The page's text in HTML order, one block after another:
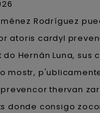
Rodríguez
atoris cardyl
Hernán Luna,
mostr,
thervan
donde consigo